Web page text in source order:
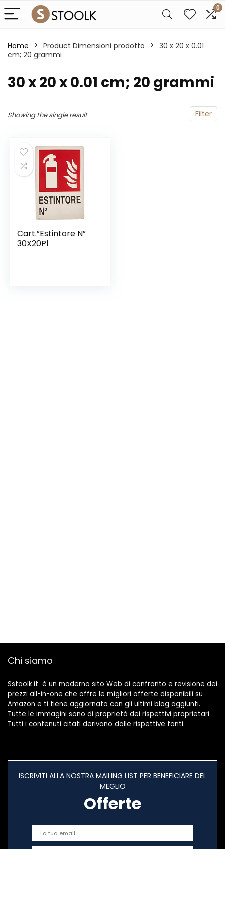
0
Home Product Dimensioni prodotto
‎30 x 20 x 0.01
cm; 20 grammi
‎30 x 20 x 0.01 cm; 20 grammi
Filter
Showing the single result
Cart.”Estintore N”
30X20Pl
Chi siamo
Sstoolk.it è un moderno sito Web di confronto e revisione dei
prezzi all-in-one che offre le migliori offerte disponibili su
Amazon e ti tiene aggiornato con gli ultimi blog aggiunti.
Tutte le immagini sono di proprietà dei rispettivi proprietari.
Tutti i contenuti citati derivano dalle rispettive fonti.
ISCRIVITI ALLA NOSTRA MAILING LIST PER BENEFICIARE DEL
MEGLIO
Offerte